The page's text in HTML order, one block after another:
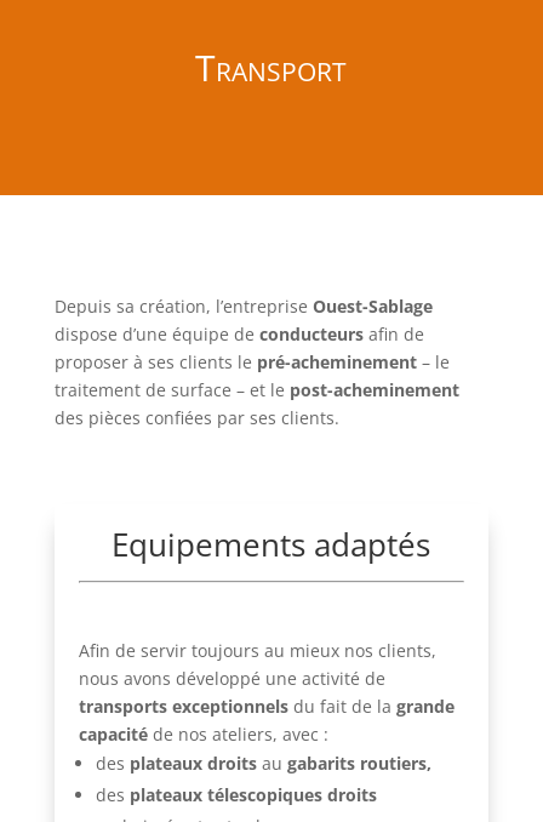
Transport
Depuis sa création, l’entreprise Ouest-Sablage
dispose d’une équipe de conducteursafin de
proposer à ses clients le pré-acheminement– le
traitement de surface – et le post-acheminement
des pièces confiées par ses clients.
Equipements adaptés
Afin de servir toujours au mieux nos clients,
nous avons développé une activité de
transports exceptionnelsdu fait de la grande
capacitéde nos ateliers, avec :
des plateaux droitsau gabarits routiers,
des plateaux télescopiques droits